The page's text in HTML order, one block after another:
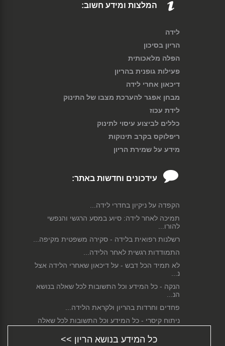
המלצות ומידע חשוב:
לידה
הריון בסיכון
הפלה מלאכותית
פעילות גופנית בהריון
דיכאון אחרי לידה
מבחן אפגר להערכת מצבו של התינוק
לידת עכוז
כללים לביצוע עיסוי לתינוק
ריפלוקס בקרב תינוקות
מידע על שמירת הריון
עידכונים וחדשות באתר:
הקפדה על ניקיון בחדרי לידה...
תמיכה לאחר לידה: סיוע במסע הרגשי והנפשי
להורו...
רשלנות רפואית בלידה - סקירה משפטית מקיפה...
התמודדות רגשית לאחר הלידה...
לא תמיד הכל דבש - על דיכאון שאחרי הלידה אצל
נ...
הנקה - כל המידע וכל התשובות לכל שאלה בנושא
הנ...
פחדים וחרדות בהריון ולקראת הלידה...
ניתוח קיסרי - כל המידע וכל התשובות לכל שאלה
ש...
התינוק סובל מעצירות? חשוב להבין מדוע ומה
כל המידע בנושא הריון >>